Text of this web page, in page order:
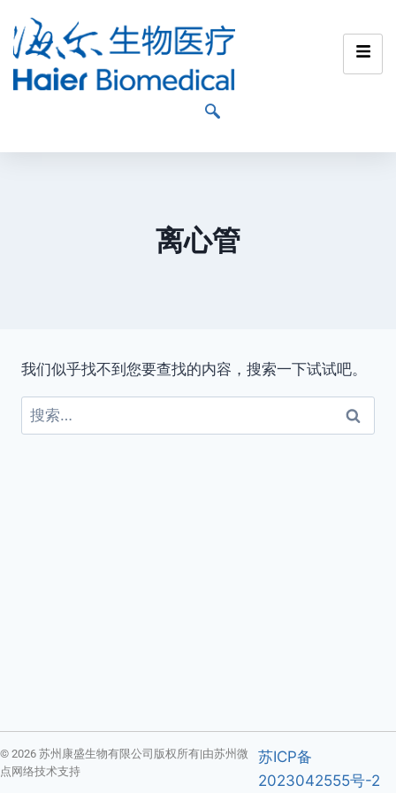
离心管
我们似乎找不到您要查找的内容，搜索一下试试吧。
© 2026 苏州康盛生物有限公司版权所有|由苏州微
点网络技术支持
苏ICP备
2023042555号-2